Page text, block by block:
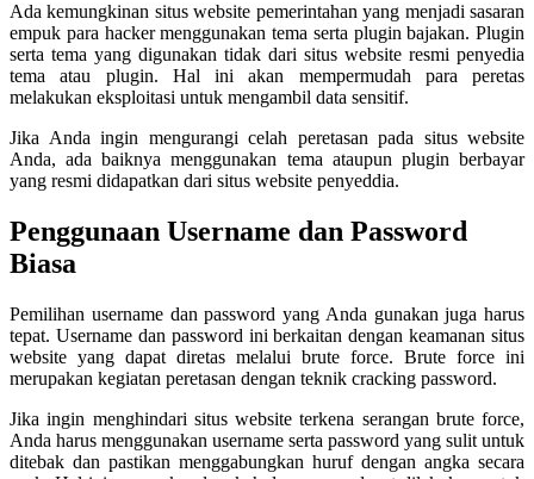
Ada kemungkinan situs website pemerintahan yang menjadi sasaran
empuk para hacker menggunakan tema serta plugin bajakan. Plugin
serta tema yang digunakan tidak dari situs website resmi penyedia
tema atau plugin. Hal ini akan mempermudah para peretas
melakukan eksploitasi untuk mengambil data sensitif.
Jika Anda ingin mengurangi celah peretasan pada situs website
Anda, ada baiknya menggunakan tema ataupun plugin berbayar
yang resmi didapatkan dari situs website penyeddia.
Penggunaan Username dan Password
Biasa
Pemilihan username dan password yang Anda gunakan juga harus
tepat. Username dan password ini berkaitan dengan keamanan situs
website yang dapat diretas melalui brute force. Brute force ini
merupakan kegiatan peretasan dengan teknik cracking password.
Jika ingin menghindari situs website terkena serangan brute force,
Anda harus menggunakan username serta password yang sulit untuk
ditebak dan pastikan menggabungkan huruf dengan angka secara